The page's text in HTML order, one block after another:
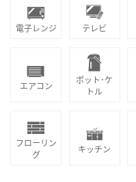
電子レンジ テレビ
エアコン
ポット･ケ
トル
フローリン
グ
キッチン